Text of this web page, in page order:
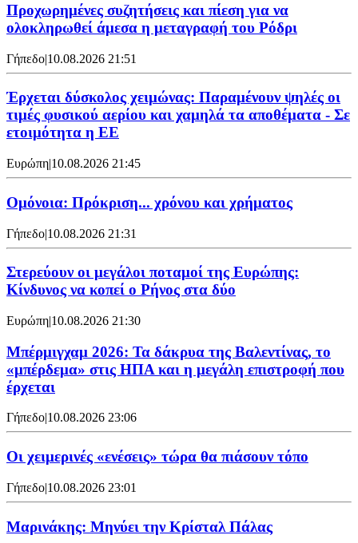
Προχωρημένες συζητήσεις και πίεση για να
ολοκληρωθεί άμεσα η μεταγραφή του Ρόδρι
Γήπεδο|10.08.2026 21:51
Έρχεται δύσκολος χειμώνας: Παραμένουν ψηλές οι
τιμές φυσικού αερίου και χαμηλά τα αποθέματα - Σε
ετοιμότητα η ΕΕ
Ευρώπη|10.08.2026 21:45
Ομόνοια: Πρόκριση... χρόνου και χρήματος
Γήπεδο|10.08.2026 21:31
Στερεύουν οι μεγάλοι ποταμοί της Ευρώπης:
Κίνδυνος να κοπεί ο Ρήνος στα δύο
Ευρώπη|10.08.2026 21:30
Μπέρμιγχαμ 2026: Τα δάκρυα της Βαλεντίνας, το
«μπέρδεμα» στις ΗΠΑ και η μεγάλη επιστροφή που
έρχεται
Γήπεδο|10.08.2026 23:06
Οι χειμερινές «ενέσεις» τώρα θα πιάσουν τόπο
Γήπεδο|10.08.2026 23:01
Μαρινάκης: Μηνύει την Κρίσταλ Πάλας